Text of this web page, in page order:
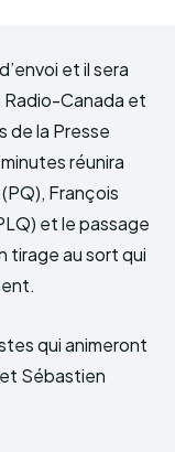
et il sera
Radio-Canada et
de la Presse
réunira
François
et le passage
tirage au sort qui
qui animeront
Sébastien